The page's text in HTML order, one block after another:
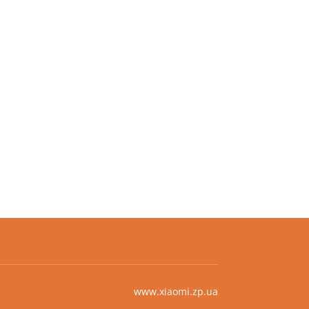
www.xiaomi.zp.ua